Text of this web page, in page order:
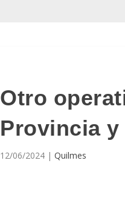
Otro
Provincia
12/06/2024 | Quilmes